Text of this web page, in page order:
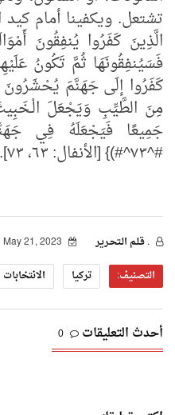
تشتعل. ويكفينا أمام
الَّذِينَ كَفَرُوا يُنفِقُونَ
فَسَيُنفِقُونَهَا ثُمَّ تَكُونُ
مِنَ الطَّيِّبِ وَيَجْعَلَ
جَمِيعًا فَيَجْعَلَهُ فِي
#^٧٣^#)} [الأنفال: ٦٣، ٧٣] .
. قـلـم الـتحـرير
التصنيف:
تركيا الانتخابات
أحدث التعليقات 0